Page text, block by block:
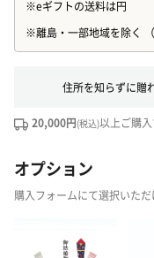
住所を知らずに贈
20,000円(税込)以上ご購
オプション
購入フォームにて選択いただ